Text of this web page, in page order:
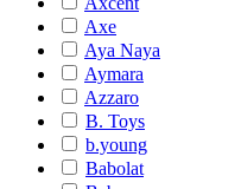
Axe
Aya Naya
Aymara
Azzaro
B. Toys
b.young
Babolat